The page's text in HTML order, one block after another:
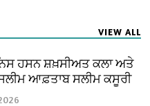
VIEW ALL
ਹਸਨ ਸ਼ਖ਼ਸੀਅਤ ਕਲਾ ਅਤੇ
ਆਫ਼ਤਾਬ ਸਲੀਮ ਕਸੂਰੀ